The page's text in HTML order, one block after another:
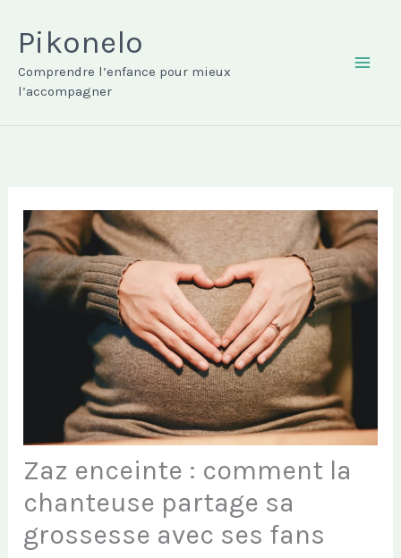
contenu
Pikonelo
Comprendre l’enfance pour mieux
l’accompagner
Zaz enceinte : comment la
chanteuse partage sa
grossesse avec ses fans